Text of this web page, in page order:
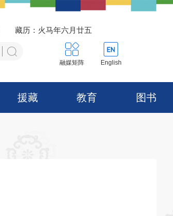
藏历：火马年六月廿五
融媒矩阵 English
援藏 教育 图书